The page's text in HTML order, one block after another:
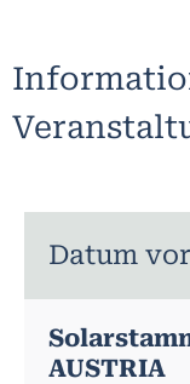
Datum
AUSTRIA